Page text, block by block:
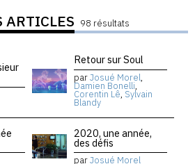
ARTICLES 98 résultats
Retour sur Soul
parJosué Morel,
Damien Bonelli,
Corentin Lê, Sylvain
Blandy
2020, une année,
des défis
parJosué Morel